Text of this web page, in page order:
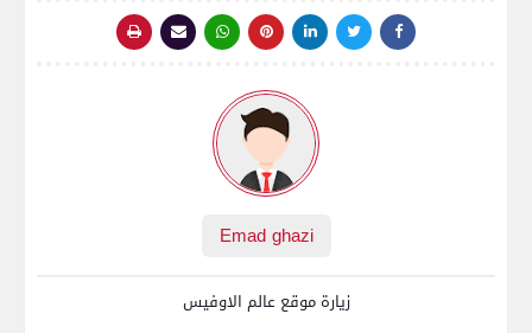
Emad ghazi
زيارة موقع عالم الاوفيس